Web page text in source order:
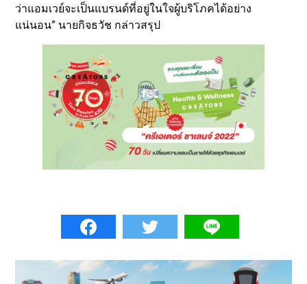
ว่าแอมเวย์จะเป็นแบรนด์ที่อยู่ในใจผู้บริโภคได้อย่าง
แน่นอน” นายกิจธวัช กล่าวสรุป